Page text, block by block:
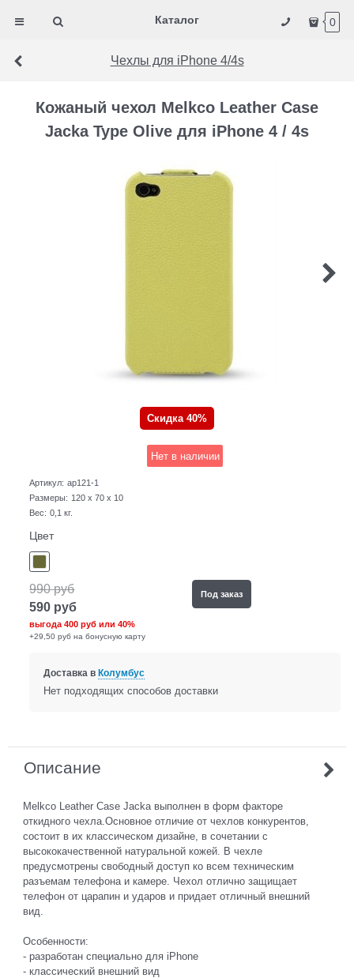
Каталог 0
Чехлы для iPhone 4/4s
Кожаный чехол Melkco Leather Case
Jacka Type Olive для iPhone 4 / 4s
Скидка 40%
Нет в наличии
Артикул: ap121-1
Размеры: 120 x 70 x 10
Вес: 0,1 кг.
Цвет
990 руб
590 руб
выгода400 руб или40%
+29,50 руб на бонусную карту
Под заказ
Доставка в Колумбус
Нет подходящих способов доставки
Описание
Melkco Leather Case Jacka выполнен в форм факторе
откидного чехла.Основное отличие от чехлов конкурентов,
состоит в их классическом дизайне, в сочетании с
высококачественной натуральной кожей. В чехле
предусмотрены свободный доступ ко всем техническим
разъемам телефона и камере. Чехол отлично защищает
телефон от царапин и ударов и придает отличный внешний
вид.
Особенности:
- разработан специально для iPhone
- классический внешний вид